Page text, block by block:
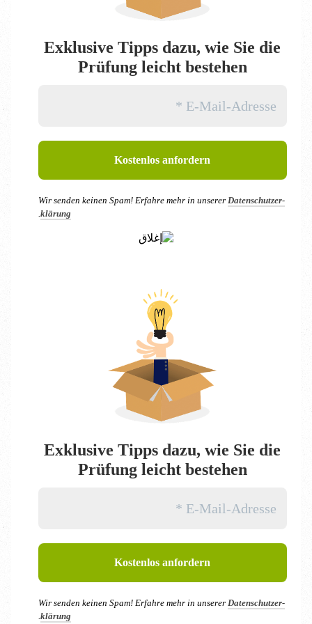
نموذج الاتصال
ابحث عن: زر البحث
Exklu­si­ve Tipps dazu, wie Sie die
Prü­fung leicht bestehen
Wir sen­den kei­nen Spam! Erfah­re mehr in unse­rer Daten­schutz­er­
klä­rung
.
Exklu­si­ve Tipps dazu, wie Sie die
Prü­fung leicht bestehen
Wir sen­den kei­nen Spam! Erfah­re mehr in unse­rer Daten­schutz­er­
klä­rung
.